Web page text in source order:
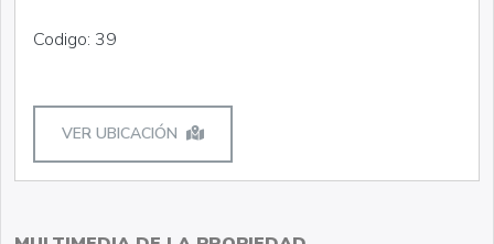
Codigo: 39
VER UBICACIÓN